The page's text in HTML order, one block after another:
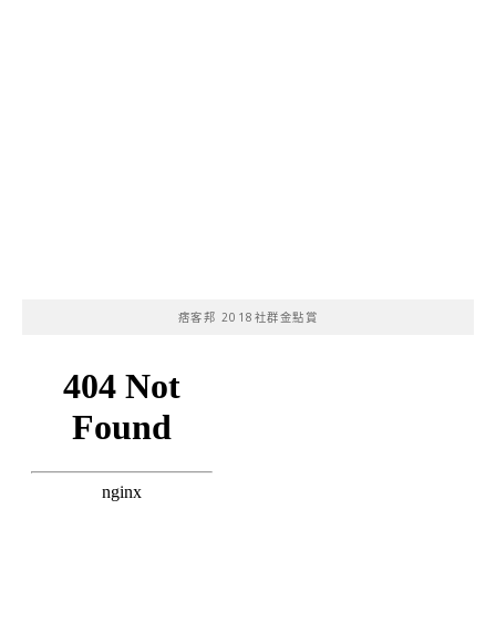
痞客邦 2018社群金點賞